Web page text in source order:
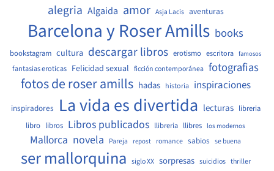
alegria Algaida amor Asja Lacis aventuras
Barcelona y Roser Amills books
bookstagram cultura descargar libros erotismo escritora famosos
fantasias eroticas Felicidad sexual ficción contemporánea fotografias
fotos de roser amills hadas historia inspiraciones
inspiradores La vida es divertida lecturas libreria
libro libros Libros publicados llibreria llibres los modernos
Mallorca novela Pareja repost romance sabios se buena
ser mallorquina siglo XX sorpresas suicidios thriller